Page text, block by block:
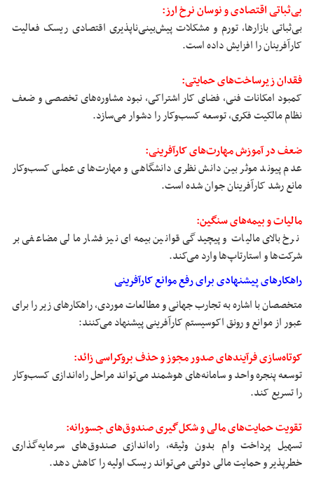
بی‌ثباتی اقتصادی و نوسان نرخ ارز:
بی‌ثباتی بازارها، تورم و مشکلات پیش‌بینی‌ناپذیری اقتصادی ریسک فعالیت
کارآفرینان را افزایش داده است.
فقدان زیرساخت‌های حمایتی:
کمبود امکانات فنی، فضای کار اشتراکی، نبود مشاوره‌های تخصصی و ضعف
نظام مالکیت فکری، توسعه کسب‌وکار را دشوار می‌سازد.
ضعف در آموزش مهارت‌های کارآفرینی:
عدم پیوند موثر بین دانش نظری دانشگاهی و مهارت‌های عملی کسب‌وکار
مانع رشد کارآفرینان جوان شده است.
مالیات و بیمه‌های سنگین:
نرخ بالای مالیات و پیچیدگی قوانین بیمه‌ای نیز فشار مالی مضاعفی بر
شرکت‌ها و استارتاپ‌ها وارد می‌کند.
راهکارهای پیشنهادی برای رفع موانع کارآفرینی
متخصصان با اشاره به تجارب جهانی و مطالعات موردی، راهکارهای زیر را برای
عبور از موانع و رونق اکوسیستم کارآفرینی پیشنهاد می‌کنند:
کوتاه‌سازی فرآیندهای صدور مجوز و حذف بروکراسی زائد:
توسعه پنجره واحد و سامانه‌های هوشمند می‌تواند مراحل راه‌اندازی کسب‌وکار
را تسریع کند.
تقویت حمایت‌های مالی و شکل‌گیری صندوق‌های جسورانه:
تسهیل پرداخت وام بدون وثیقه، راه‌اندازی صندوق‌های سرمایه‌گذاری
خطرپذیر و حمایت مالی دولتی می‌تواند ریسک اولیه را کاهش دهد.